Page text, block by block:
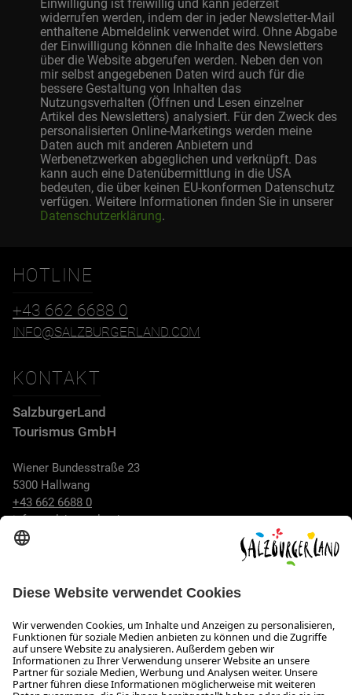
Einwilligung ist freiwillig und kann jederzeit
widerrufen werden, indem der in jeder Newsletter-Mail
enthaltene Abmeldelink verwendet wird. Ohne Abgabe
der Einwilligung können die Inhalte des Newsletters
über die Website abgerufen werden. Neben den von
mir selbst angegebenen Daten wird auch für die
bessere Gestaltung von Inhalten das
Nutzungsverhalten (Öffnen und Lesen einzelner
Artikel des Newsletters) analysiert. Für den Zweck des
personalisierten Online-Marketings werden meine
Daten auch mit anderen Anbietern und
Werbenetzwerken abgeglichen und verknüpft. Das
kann auch eine Datenübermittlung in die USA
bedeuten, die über keinen EU-konformen Datenschutz
verfügen. Weitere Informationen finden Sie in unserer
Datenschutzerklärung.
HOTLINE
+43 662 6688 0
INFO@SALZBURGERLAND.COM
KONTAKT
SalzburgerLand
Tourismus GmbH
Wiener Bundesstraße 23
5300 Hallwang
+43 662 6688 0
info@salzburgerland.com
Wir freuen uns auf Ihre Anfrage!
Gerne stehen wir Ihnen von Montag bis Donnerstag von 08:00
bis 17:30 Uhr und am Freitag von 08:00 bis 17:00 Uhr zur
Verfügung.